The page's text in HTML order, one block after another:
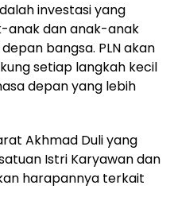
investasi yang
anak dan anak-anak
bangsa. PLN akan
setiap langkah kecil
depan yang lebih
Akhmad Duli yang
Istri Karyawan dan
harapannya terkait